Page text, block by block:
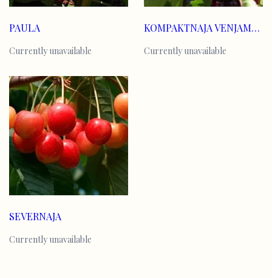
PAULA
Currently unavailable
KOMPAKTNAJA VENJAMINOVA
Currently unavailable
SEVERNAJA
Currently unavailable